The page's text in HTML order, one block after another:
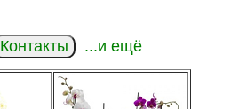
Контакты ...и ещё